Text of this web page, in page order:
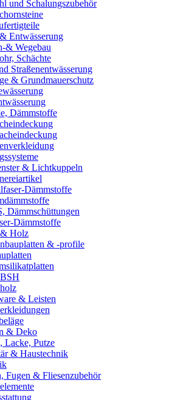
und Schalungszubehör
Entwässerung
& Wegebau
Schächte
Straßenentwässerung
& Grundmauerschutz
Dämmstoffe
& Lichtkuppeln
Dämmstoffe
Dämmschüttungen
Dämmstoffe
& Holz
& -profile
& Leisten
& Deko
Lacke, Putze
& Haustechnik
Fugen & Fliesenzubehör